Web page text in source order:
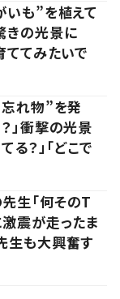
いも”を植えて
きの光景に
ててみたいで
忘れ物”を発
」衝撃の光景
る？」「どこで
生「何そのT
震が走ったま
生も大興奮す